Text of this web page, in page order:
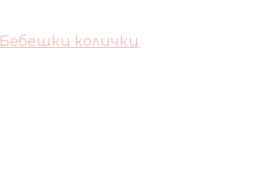
Бебешки колички